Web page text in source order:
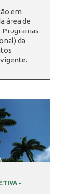
em
área de
Programas
da
-